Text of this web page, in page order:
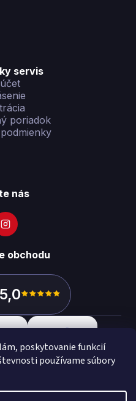
poskytovanie funkcií
používame súbory
servis
poriadok
nás
obchodu
5,0
práva vyhradené.Upraviť